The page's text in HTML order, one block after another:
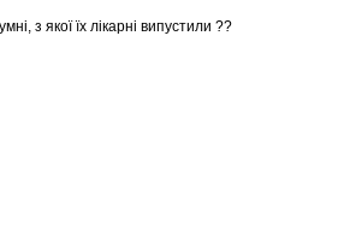
з якої їх лікарні випустили ??